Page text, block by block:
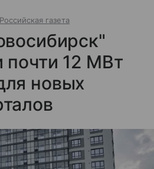
Российская газета
почти 12 МВт
новых